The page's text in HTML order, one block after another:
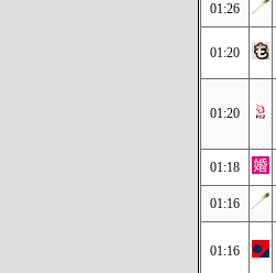
01:26
01:20
01:20
01:18
01:16
01:16